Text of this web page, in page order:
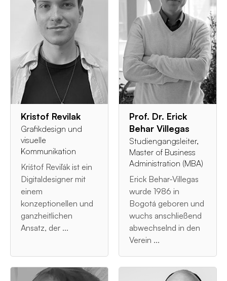
Kristof Revilak
Grafikdesign und
visuelle
Kommunikation
Krištof Reviľák ist ein
Digitaldesigner mit
einem
konzeptionellen und
ganzheitlichen
Ansatz, der ...
Prof. Dr. Erick
Behar Villegas
Studiengangsleiter,
Master of Business
Administration (MBA)
Erick Behar-Villegas
wurde 1986 in
Bogotá geboren und
wuchs anschließend
abwechselnd in den
Verein ...